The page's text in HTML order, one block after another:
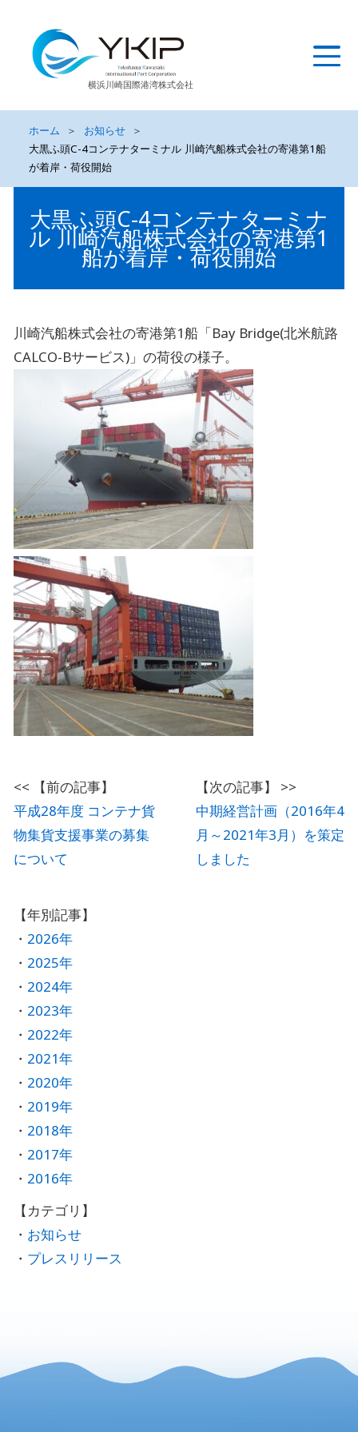
横浜川崎国際港湾株式会社
ホーム ＞ お知らせ
＞
大黒ふ頭C-4コンテナターミナル 川崎汽船株式会社の寄港第1船
が着岸・荷役開始
大黒ふ頭C-4コンテナターミナ
ル 川崎汽船株式会社の寄港第1
船が着岸・荷役開始
川崎汽船株式会社の寄港第1船「Bay Bridge(北米航路
CALCO-Bサービス)」の荷役の様子。
平成28年度 コンテナ貨
物集貨支援事業の募集
について
中期経営計画（2016年4
月～2021年3月）を策定
しました
2026年
2025年
2024年
2023年
2022年
2021年
2020年
2019年
2018年
2017年
2016年
お知らせ
プレスリリース